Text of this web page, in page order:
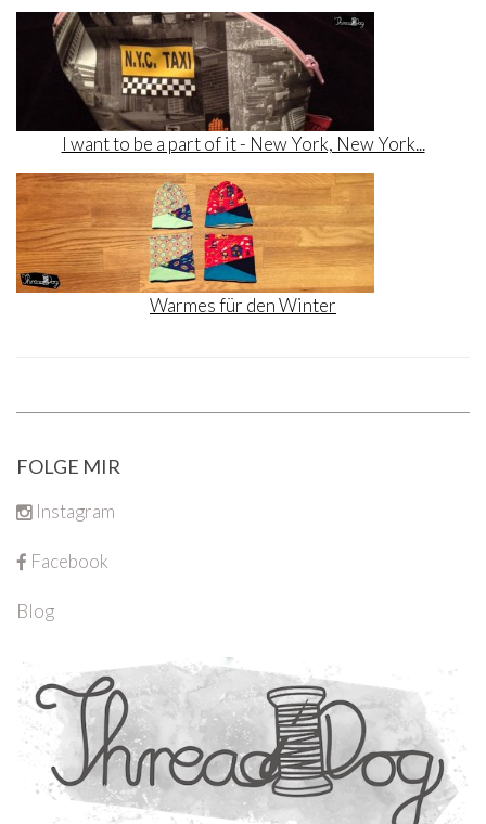
I want to be a part of it - New York, New York...
Warmes für den Winter
FOLGE MIR
Instagram
Facebook
Blog